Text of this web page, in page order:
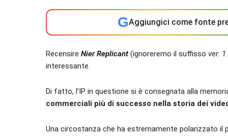
GAggiungici come fonte
Recensire Nier Replicant (ignoreremo il suffisso ver.
interessante.
Di fatto, l’IP in questione si è consegnata alla
commerciali più di successo nella storia dei
Una circostanza che ha estremamente polarizzato il